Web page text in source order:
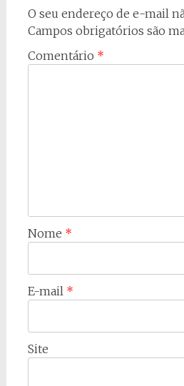
O seu endereço de e-mail
Campos obrigatórios são
Comentário *
Nome *
E-mail *
Site